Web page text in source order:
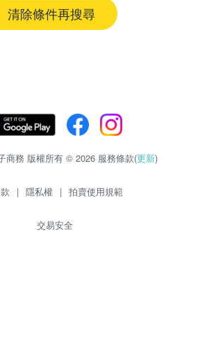
清除條件再搜尋
商務 版權所有 © 2026 服務條款(更新)
| 隱私權 | 拍賣使用規範
交易安全